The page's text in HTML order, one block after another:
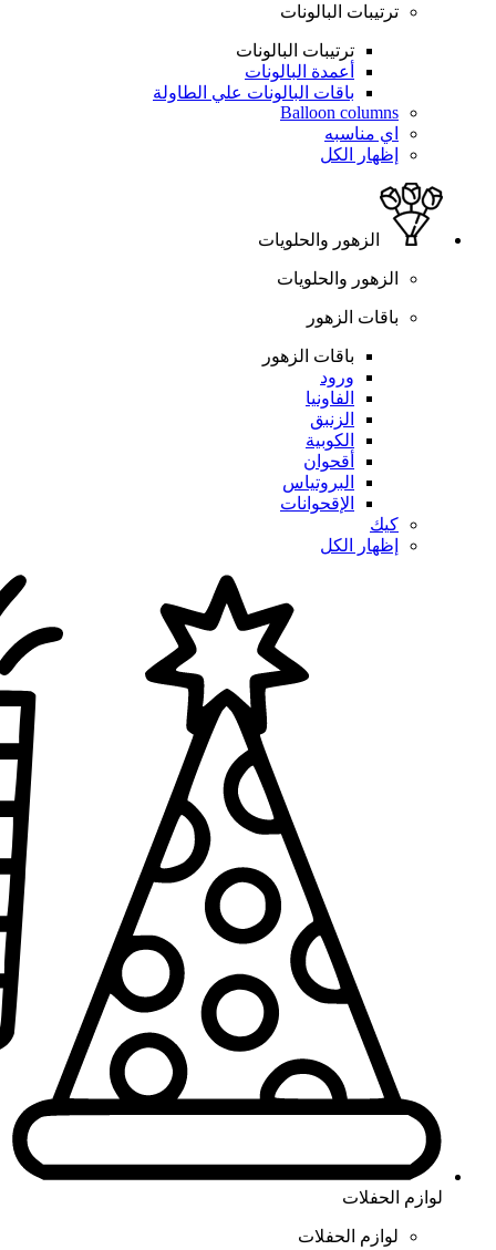
ترتيبات البالونات
ترتيبات البالونات
أعمدة البالونات
باقات البالونات علي الطاولة
Balloon columns
اي مناسبه
إظهار الكل
الزهور والحلويات
الزهور والحلويات
باقات الزهور
باقات الزهور
ورود
الفاونيا
الزنبق
الكوبية
أقحوان
البروتياس
الإقحوانات
كيك
إظهار الكل
لوازم الحفلات
لوازم الحفلات